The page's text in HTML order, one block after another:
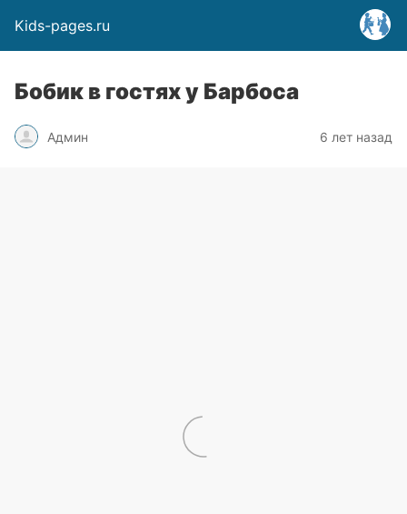
Kids-pages.ru
Бобик в гостях у Барбоса
Админ 6 лет назад